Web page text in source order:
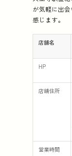
が気軽に出
感じます。
店舗名
HP
店舗住所
営業時間